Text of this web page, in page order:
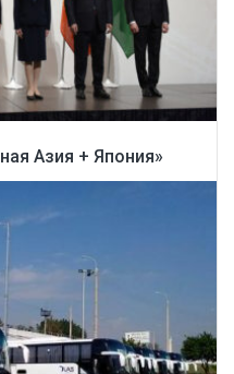
Азия + Япония»